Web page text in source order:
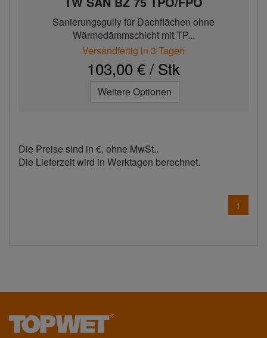
Sanierungsgully für Dachflächen ohne
Wärmedämmschicht mit TP...
Versandfertig in 3 Tagen
103,00 € / Stk
Weitere Optionen
Die Preise sind in €, ohne MwSt..
Die Lieferzeit wird in Werktagen berechnet.
1